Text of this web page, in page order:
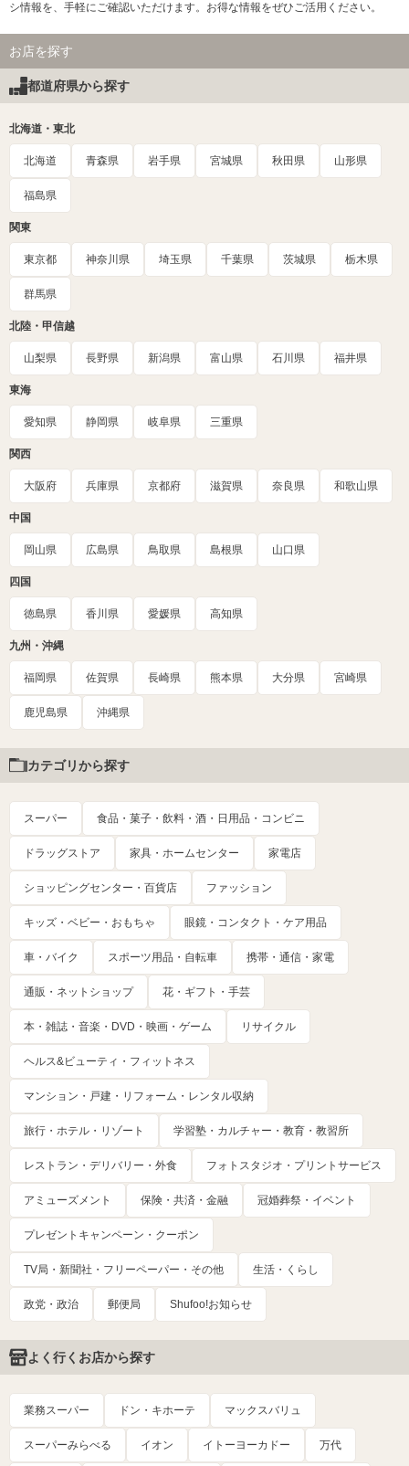
シ情報を、手軽にご確認いただけます。お得な情報をぜひご活用ください。
お店を探す
都道府県から探す
北海道・東北
北海道 青森県 岩手県 宮城県 秋田県 山形県
福島県
関東
東京都 神奈川県 埼玉県 千葉県 茨城県 栃木県
群馬県
北陸・甲信越
山梨県 長野県 新潟県 富山県 石川県 福井県
東海
愛知県 静岡県 岐阜県 三重県
関西
大阪府 兵庫県 京都府 滋賀県 奈良県 和歌山県
中国
岡山県 広島県 鳥取県 島根県 山口県
四国
徳島県 香川県 愛媛県 高知県
九州・沖縄
福岡県 佐賀県 長崎県 熊本県 大分県 宮崎県
鹿児島県 沖縄県
カテゴリから探す
スーパー 食品・菓子・飲料・酒・日用品・コンビニ
ドラッグストア 家具・ホームセンター 家電店
ショッピングセンター・百貨店 ファッション
キッズ・ベビー・おもちゃ 眼鏡・コンタクト・ケア用品
車・バイク スポーツ用品・自転車 携帯・通信・家電
通販・ネットショップ 花・ギフト・手芸
本・雑誌・音楽・DVD・映画・ゲーム リサイクル
ヘルス&ビューティ・フィットネス
マンション・戸建・リフォーム・レンタル収納
旅行・ホテル・リゾート 学習塾・カルチャー・教育・教習所
レストラン・デリバリー・外食 フォトスタジオ・プリントサービス
アミューズメント 保険・共済・金融 冠婚葬祭・イベント
プレゼントキャンペーン・クーポン
TV局・新聞社・フリーペーパー・その他 生活・くらし
政党・政治 郵便局 Shufoo!お知らせ
よく行くお店から探す
業務スーパー ドン・キホーテ マックスバリュ
スーパーみらべる イオン イトーヨーカドー 万代